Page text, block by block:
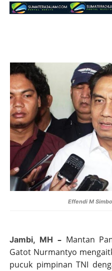
Effendi M
Jambi, MH – Mantan
Gatot Nurmantyo
pucuk pimpinan TNI